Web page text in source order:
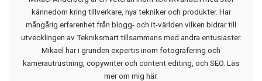
kännedom kring tillverkare, nya tekniker och produkter. Har
mångårig erfarenhet från blogg- och it-världen vilken bidrar till
utvecklingen av Tekniksmart tillsammans med andra entusiaster.
Mikael har i grunden expertis inom fotografering och
kamerautrustning, copywriter och content editing, och SEO. Läs
mer om mig här.